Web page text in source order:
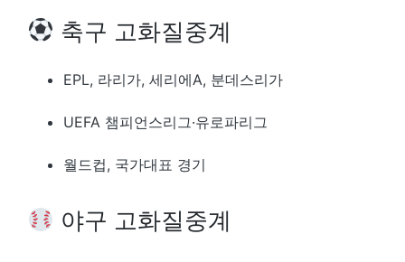
축구 고화질중계
EPL, 라리가, 세리에A, 분데스리가
UEFA 챔피언스리그·유로파리그
월드컵, 국가대표 경기
야구 고화질중계